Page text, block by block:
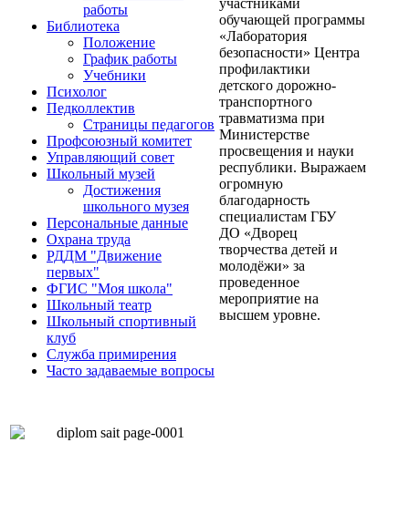
работы
Библиотека
Положение
График работы
Учебники
Психолог
Педколлектив
Страницы педагогов
Профсоюзный комитет
Управляющий совет
Школьный музей
Достижения
школьного музея
Персональные данные
Охрана труда
РДДМ "Движение
первых"
ФГИС "Моя школа"
Школьный театр
Школьный спортивный
клуб
Служба примирения
Часто задаваемые вопросы
обучающей программы
«Лаборатория
безопасности» Центра
профилактики
детского дорожно-
транспортного
травматизма при
Министерстве
просвещения и науки
республики. Выражаем
огромную
благодарность
специалистам ГБУ
ДО «Дворец
творчества детей и
молодёжи» за
проведенное
мероприятие на
высшем уровне.